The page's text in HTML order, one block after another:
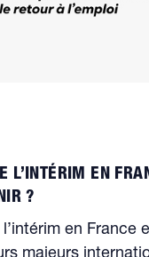
L’INTÉRIM EN
?
en France